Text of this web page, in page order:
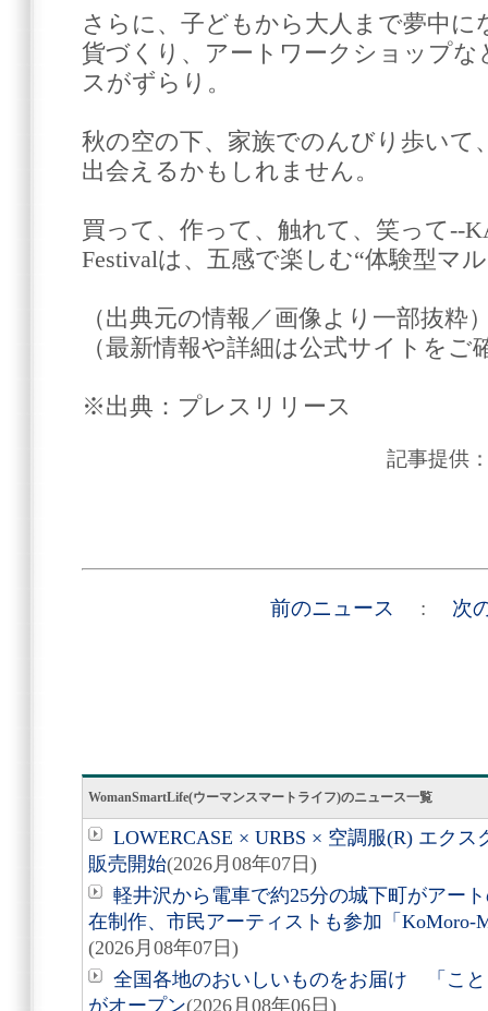
さらに、子どもから大人まで夢中
貨づくり、アートワークショップな
スがずらり。
秋の空の下、家族でのんびり歩いて
出会えるかもしれません。
買って、作って、触れて、笑って--
Festivalは、五感で楽しむ“体験型マ
（出典元の情報／画像より一部抜粋
（最新情報や詳細は公式サイトをご
※出典：プレスリリース
記事提供
前のニュース : 次
WomanSmartLife(ウーマンスマートライフ)のニュース一覧
LOWERCASE × URBS × 空調服(R) エク
販売開始(2026月08年07日)
軽井沢から電車で約25分の城下町がアー
在制作、市民アーティストも参加「KoMoro-
(2026月08年07日)
全国各地のおいしいものをお届け 「こ
がオープン(2026月08年06日)